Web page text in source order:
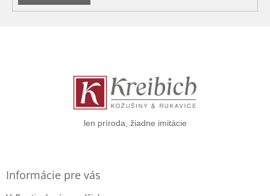
len príroda, žiadne imitácie
Informácie pre vás